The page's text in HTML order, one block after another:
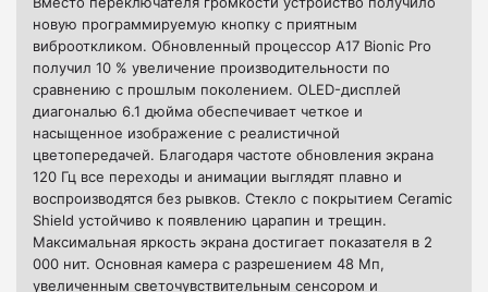
новую программируемую кнопку с приятным
виброоткликом. Обновленный процессор A17 Bionic Pro
получил 10 % увеличение производительности по
сравнению с прошлым поколением. OLED-дисплей
диагональю 6.1 дюйма обеспечивает четкое и
насыщенное изображение с реалистичной
цветопередачей. Благодаря частоте обновления экрана
120 Гц все переходы и анимации выглядят плавно и
воспроизводятся без рывков. Стекло с покрытием Ceramic
Shield устойчиво к появлению царапин и трещин.
Максимальная яркость экрана достигает показателя в 2
000 нит. Основная камера с разрешением 48 Мп,
увеличенным светочувствительным сенсором и